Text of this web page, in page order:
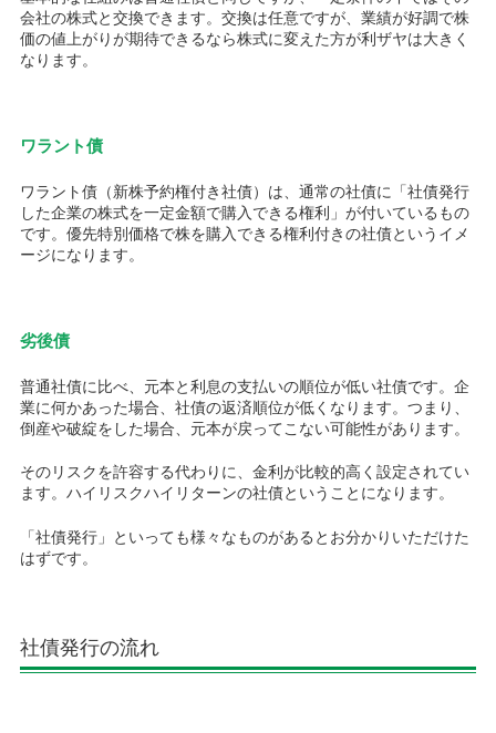
会社の株式と交換できます。交換は任意ですが、業績が好調で株
価の値上がりが期待できるなら株式に変えた方が利ザヤは大きく
なります。
ワラント債
ワラント債（新株予約権付き社債）は、通常の社債に「社債発行
した企業の株式を一定金額で購入できる権利」が付いているもの
です。優先特別価格で株を購入できる権利付きの社債というイメ
ージになります。
劣後債
普通社債に比べ、元本と利息の支払いの順位が低い社債です。企
業に何かあった場合、社債の返済順位が低くなります。つまり、
倒産や破綻をした場合、元本が戻ってこない可能性があります。
そのリスクを許容する代わりに、金利が比較的高く設定されてい
ます。ハイリスクハイリターンの社債ということになります。
「社債発行」といっても様々なものがあるとお分かりいただけた
はずです。
社債発行の流れ